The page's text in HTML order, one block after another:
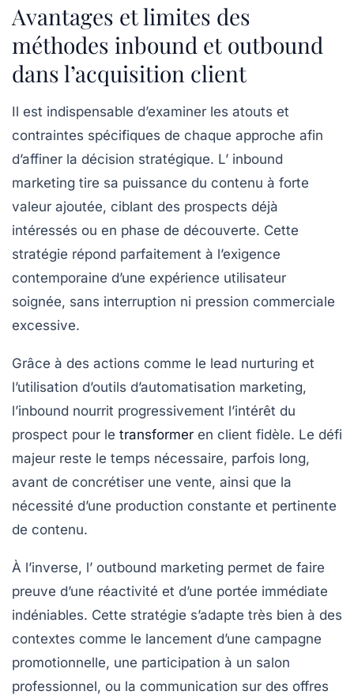
Avantages et limites des
méthodes inbound et outbound
dans l’acquisition client
Il est indispensable d’examiner les atouts et
contraintes spécifiques de chaque approche afin
d’affiner la décision stratégique. L’ inbound
marketing tire sa puissance du contenu à forte
valeur ajoutée, ciblant des prospects déjà
intéressés ou en phase de découverte. Cette
stratégie répond parfaitement à l’exigence
contemporaine d’une expérience utilisateur
soignée, sans interruption ni pression commerciale
excessive.
Grâce à des actions comme le lead nurturing et
l’utilisation d’outils d’automatisation marketing,
l’inbound nourrit progressivement l’intérêt du
prospect pour le transformer en client fidèle. Le défi
majeur reste le temps nécessaire, parfois long,
avant de concrétiser une vente, ainsi que la
nécessité d’une production constante et pertinente
de contenu.
À l’inverse, l’ outbound marketing permet de faire
preuve d’une réactivité et d’une portée immédiate
indéniables. Cette stratégie s’adapte très bien à des
contextes comme le lancement d’une campagne
promotionnelle, une participation à un salon
professionnel, ou la communication sur des offres